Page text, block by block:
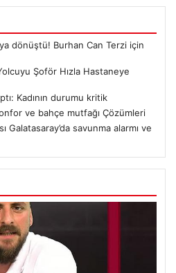
dönüştü! Burhan Can Terzi için
Şoför Hızla Hastaneye
Kadının durumu kritik
ve bahçe mutfağı Çözümleri
Galatasaray’da savunma alarmı ve